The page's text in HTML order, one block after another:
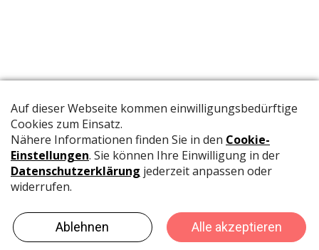
Die offizielle Publikation der Schweizer Papeterien informiert
Meldungen aus der Branche.